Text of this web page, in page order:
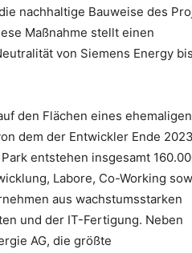
nachhaltige Bauweise des
Maßnahme stellt einen
von Siemens Energy
den Flächen eines ehemaligen
dem der Entwickler Ende
entstehen insgesamt
Labore, Co-Working
aus wachstumsstarken
und der IT-Fertigung. Neben
AG, die größte